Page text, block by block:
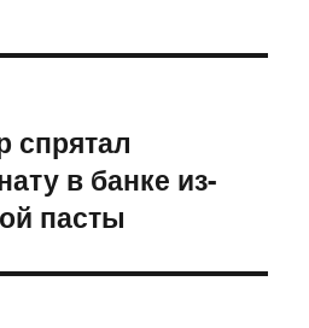
спрятал
в банке из-
пасты